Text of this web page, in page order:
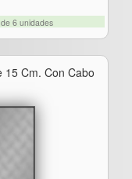
6 unidades
15 Cm. Con Cabo